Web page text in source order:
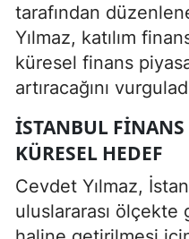
tarafından
Yılmaz, katılım
küresel finans
artıracağını
İSTANBUL
KÜRESEL HEDEF
Cevdet Yılmaz,
uluslararası